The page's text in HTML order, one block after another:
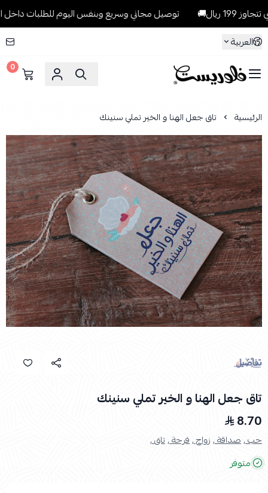
توصيل مجاني وسريع وبنفس اليوم للطلبات داخل الرياض
العربية
فلوريست Florist
0
الرئيسية تاق جعل الهنا و الخير تملي سنينك
تاق جعل الهنا و الخير تملي سنينك
8.70
حب ,صداقة ,زواج ,فرحة ,تاق ,
متوفر